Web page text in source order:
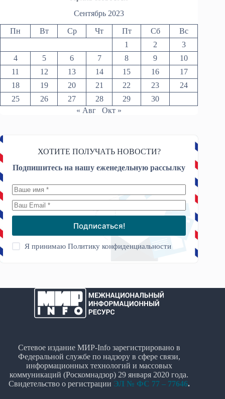
Сентябрь 2023
Пн Вт Ср Чт Пт Сб
Вс
1
2
3
4
5 6 7 8 9
10
11
12 13 14 15 16
17
18
19 20 21 22 23
24
25
26 27 28 29
30
« Авг
Окт »
ХОТИТЕ ПОЛУЧАТЬ НОВОСТИ?
Подпишитесь на нашу еженедельную рассылку
Подписаться!
Я принимаюПолитику конфиденциальности
Сетевое издание МИР-Info зарегистрировано в
Федеральной службе по надзору в сфере связи,
информационных технологий и массовых
коммуникаций (Роскомнадзор) 29 января 2020 года.
Свидетельство о регистрации ЭЛ № ФС 77 – 77646.